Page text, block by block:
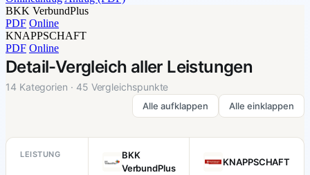
BKK VerbundPlus
PDF Online
KNAPPSCHAFT
PDF Online
Detail-Vergleich aller Leistungen
14 Kategorien · 45 Vergleichspunkte
Alle aufklappen Alle einklappen
LEISTUNG
BKK
VerbundPlus
KNAPPSCHAFT